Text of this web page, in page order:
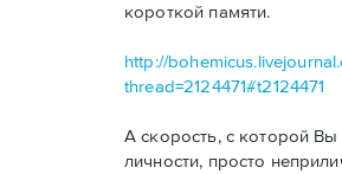
короткой памяти.
http://
thread=2124471#t2124471
А скорость, с которой Вы
личности, просто